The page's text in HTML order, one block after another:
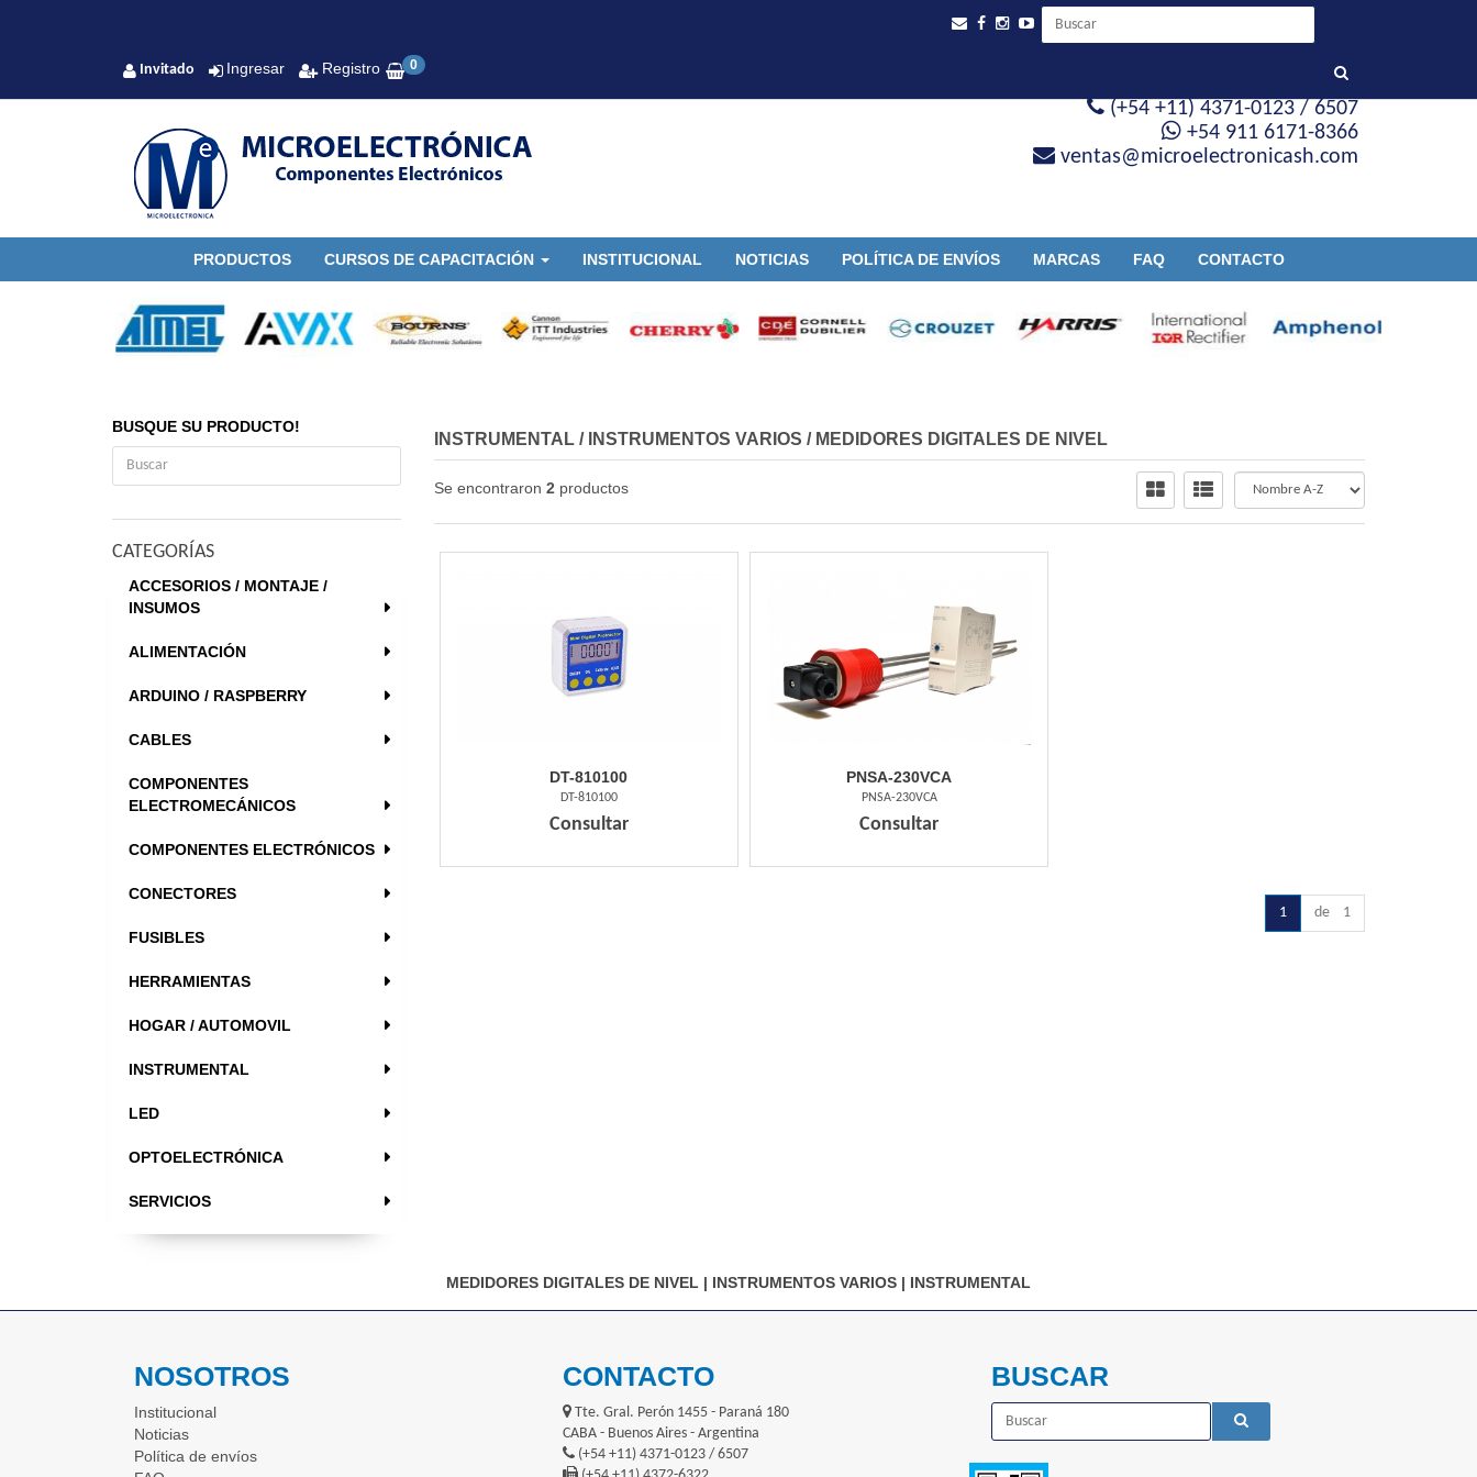
Invitado Ingresar Registro 0
PRODUCTOS CURSOS DE CAPACITACIÓN INSTITUCIONAL NOTICIAS POLÍTICA DE ENVÍOS MARCAS FAQ CONTACTO
(+54 +11) 4371-0123 / 6507
+54 911 6171-8366
ventas@microelectronicash.com
BUSQUE SU PRODUCTO!
CATEGORÍAS
ACCESORIOS / MONTAJE /
INSUMOS
ALIMENTACIÓN
ARDUINO / RASPBERRY
CABLES
COMPONENTES
ELECTROMECÁNICOS
COMPONENTES ELECTRÓNICOS
CONECTORES
FUSIBLES
HERRAMIENTAS
HOGAR / AUTOMOVIL
INSTRUMENTAL
LED
OPTOELECTRÓNICA
SERVICIOS
INSTRUMENTAL/ INSTRUMENTOS VARIOS / MEDIDORES DIGITALES DE NIVEL
Se encontraron 2 productos
DT-810100
DT-810100
Consultar
PNSA-230VCA
PNSA-230VCA
Consultar
1 de 1
MEDIDORES DIGITALES DE NIVEL | INSTRUMENTOS VARIOS | INSTRUMENTAL
NOSOTROS
Institucional
Noticias
Política de envíos
CONTACTO
Tte. Gral. Perón 1455 - Paraná 180
CABA - Buenos Aires - Argentina
(+54 +11) 4371-0123 / 6507
BUSCAR